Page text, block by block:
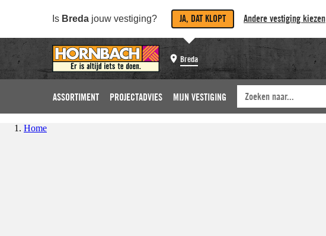
Is Breda jouw vestiging? JA, DAT KLOPT Andere vestiging kiezen
Breda
ASSORTIMENT PROJECTADVIES MIJN VESTIGING
Home